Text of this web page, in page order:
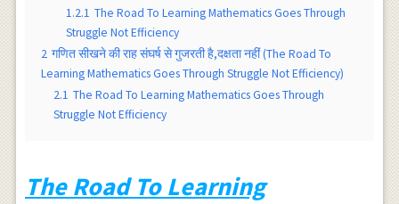
1.2.1 The Road To Learning Mathematics Goes Through
Struggle Not Efficiency
2 गणित सीखने की राह संघर्ष से गुजरती है,दक्षता नहीं (The Road To
Learning Mathematics Goes Through Struggle Not Efficiency)
2.1 The Road To Learning Mathematics Goes Through
Struggle Not Efficiency
The Road To Learning